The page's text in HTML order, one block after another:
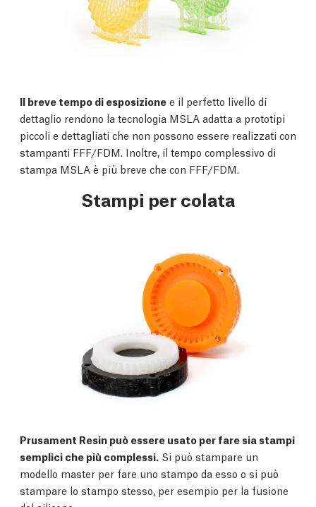
Il breve tempo di esposizione e il perfetto livello di
dettaglio rendono la tecnologia MSLA adatta a prototipi
piccoli e dettagliati che non possono essere realizzati con
stampanti FFF/FDM. Inoltre, il tempo complessivo di
stampa MSLA è più breve che con FFF/FDM.
Stampi per colata
Prusament Resin può essere usato per fare sia stampi
semplici che più complessi. Si può stampare un
modello master per fare uno stampo da esso o si può
stampare lo stampo stesso, per esempio per la fusione